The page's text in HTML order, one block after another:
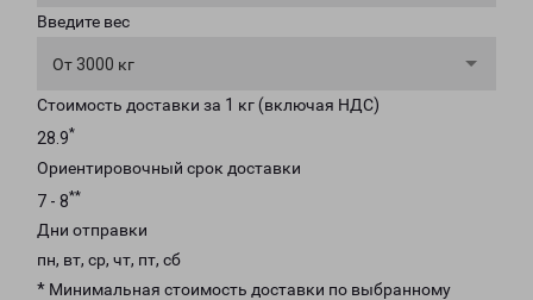
Введите вес
От 3000 кг
Стоимость доставки за 1 кг (включая НДС)
28.9*
Ориентировочный срок доставки
7 - 8**
Дни отправки
пн, вт, ср, чт, пт, сб
* Минимальная стоимость доставки по выбранному